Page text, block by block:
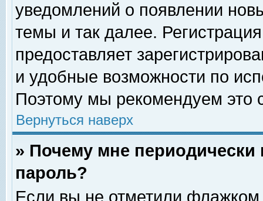
уведомлений о появлении
темы и так далее.
предоставляет
и удобные возможности по
Поэтому мы рекомендуем это
Вернуться наверх
» Почему мне
пароль?
Если вы не отметили флажком